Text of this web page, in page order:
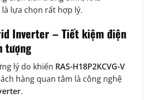
là lựa chọn rất hợp lý.
Inverter – Tiết kiệm điện
tượng
lý do khiến RAS-H18P2KCVG-V
hàng quan tâm là công nghệ
.